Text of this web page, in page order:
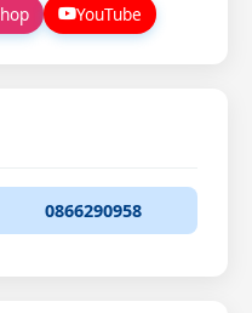
YouTube
0866290958